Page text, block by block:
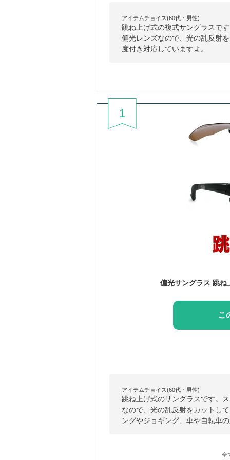
アイテムチョイス(60代・男性)
跳ね上げ式の複式サングラスで
偏光レンズなので、光の乱反射
度付き対応していますよ。
1
こ
アイテムチョイス(60代・男性)
跳ね上げ式のサングラスです。
なので、光の乱反射をカットし
ングやジョギング、車や自転車
全